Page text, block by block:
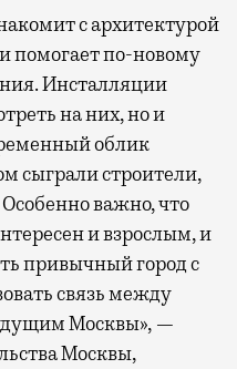
с архитектурой
помогает по-новому
Инсталляции
на них, но и
облик
сыграли строители,
важно, что
и взрослым, и
привычный город с
связь между
Москвы», —
Москвы,